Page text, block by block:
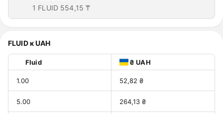
1 FLUID 554,15 ₸
FLUID к UAH
Fluid ₴ UAH
1.00 52,82 ₴
5.00 264,13 ₴